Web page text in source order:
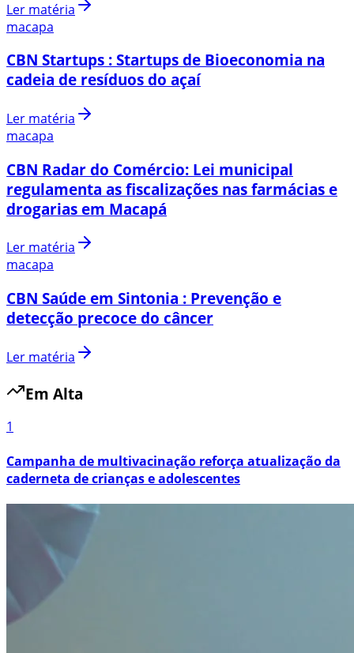
Ler matéria
macapa
CBN Startups : Startups de Bioeconomia na
cadeia de resíduos do açaí
Ler matéria
macapa
CBN Radar do Comércio: Lei municipal
regulamenta as fiscalizações nas farmácias e
drogarias em Macapá
Ler matéria
macapa
CBN Saúde em Sintonia : Prevenção e
detecção precoce do câncer
Ler matéria
Em Alta
1
Campanha de multivacinação reforça atualização da
caderneta de crianças e adolescentes